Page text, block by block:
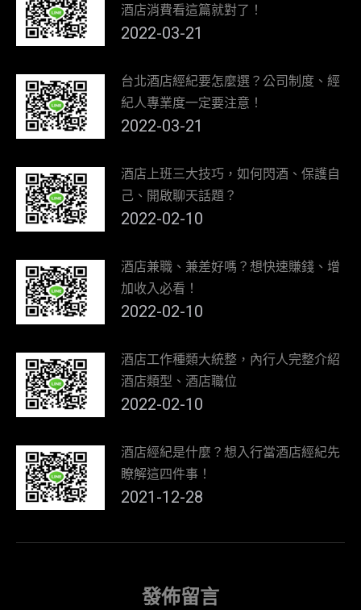
酒店消費看這篇就對了！
2022-03-21
台北酒店經紀要怎麼選？公司制度、經
紀人專業度一定要注意！
2022-03-21
酒店上班三大技巧，如何閃酒、保護自
己、開啟聊天話題？
2022-02-10
酒店兼職、兼差好嗎？想快速賺錢、增
加收入必看！
2022-02-10
酒店工作種類大統整，內行人完整介紹
酒店類型、酒店職位
2022-02-10
酒店經紀是什麼？想入行當酒店經紀先
瞭解這四件事！
2021-12-28
發佈留言